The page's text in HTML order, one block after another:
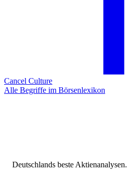
Cancel Culture
Alle Begriffe im Börsenlexikon
Deutschlands beste Aktienanalysen.